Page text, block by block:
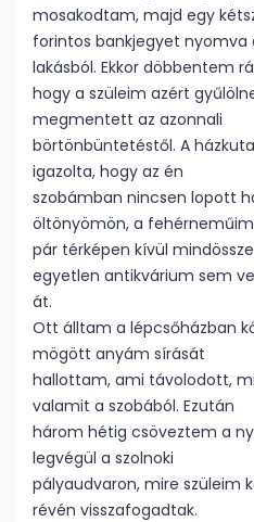
mosakodtam, majd egy
forintos bankjegyet nyomva
lakásból. Ekkor döbbentem
hogy a szüleim azért
megmentett az azonnali
börtönbüntetéstől. A
igazolta, hogy az én
szobámban nincsen lopott
öltönyömön, a
pár térképen kívül
egyetlen antikvárium sem
át.
Ott álltam a lépcsőházban
mögött anyám sírását
hallottam, ami távolodott,
valamit a szobából. Ezután
három hétig csöveztem a
legvégül a szolnoki
pályaudvaron, mire szüleim
révén visszafogadtak.